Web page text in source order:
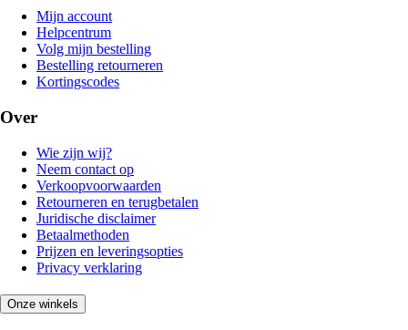
Mijn account
Helpcentrum
Volg mijn bestelling
Bestelling retourneren
Kortingscodes
Over
Wie zijn wij?
Neem contact op
Verkoopvoorwaarden
Retourneren en terugbetalen
Juridische disclaimer
Betaalmethoden
Prijzen en leveringsopties
Privacy verklaring
Onze winkels